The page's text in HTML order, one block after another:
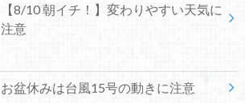
【8/10 朝イチ！】変わりやすい天気に
注意
お盆休みは台風15号の動きに注意